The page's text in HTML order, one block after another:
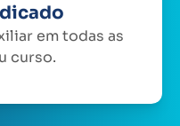
em todas as
curso.